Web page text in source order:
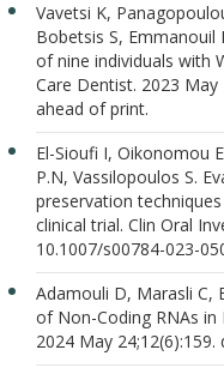
Vavetsi K,
Bobetsis S, Emmanouil
of nine individuals with
Care Dentist. 2023 May
ahead of print.
El-Sioufi I, Oikonomou
P.N, Vassilopoulos S.
preservation
clinical trial. Clin Oral
10.1007/s00784-023-
Adamouli D, Marasli C,
of Non-Coding RNAs in
2024 May